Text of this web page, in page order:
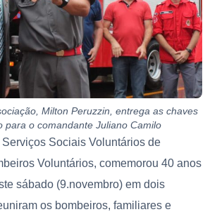
Milton Peruzzin, entrega as chaves
para o comandante Juliano Camilo
Sociais Voluntários de
Voluntários, comemorou 40 anos
sábado (9.novembro) em dois
os bombeiros, familiares e